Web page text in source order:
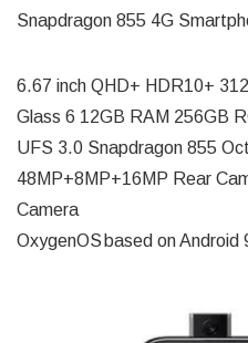
Snapdragon 855 4G
6.67 inch QHD+ HDR10+
Glass 6 12GB RAM 256GB
UFS 3.0 Snapdragon 855
48MP+8MP+16MP Rear
Camera
OxygenOS based on Android